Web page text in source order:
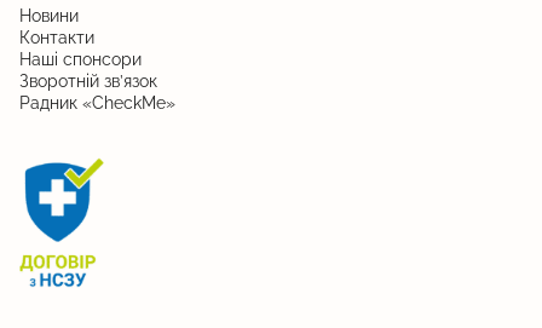
Новини
Контакти
Наші спонсори
Зворотній зв’язок
Радник «CheckMe»